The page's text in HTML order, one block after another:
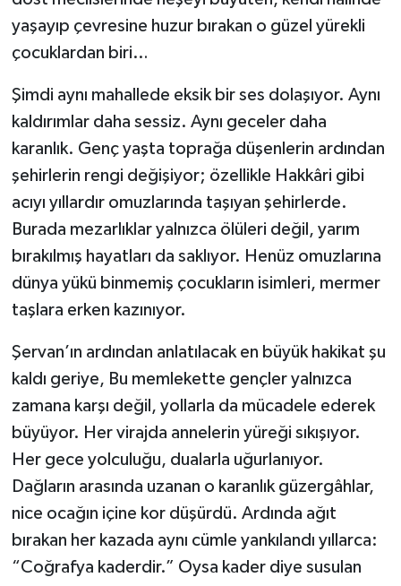
yaşayıp çevresine huzur bırakan o güzel yürekli
çocuklardan biri…
Şimdi aynı mahallede eksik bir ses dolaşıyor. Aynı
kaldırımlar daha sessiz. Aynı geceler daha
karanlık. Genç yaşta toprağa düşenlerin ardından
şehirlerin rengi değişiyor; özellikle Hakkâri gibi
acıyı yıllardır omuzlarında taşıyan şehirlerde.
Burada mezarlıklar yalnızca ölüleri değil, yarım
bırakılmış hayatları da saklıyor. Henüz omuzlarına
dünya yükü binmemiş çocukların isimleri, mermer
taşlara erken kazınıyor.
Şervan’ın ardından anlatılacak en büyük hakikat şu
kaldı geriye, Bu memlekette gençler yalnızca
zamana karşı değil, yollarla da mücadele ederek
büyüyor. Her virajda annelerin yüreği sıkışıyor.
Her gece yolculuğu, dualarla uğurlanıyor.
Dağların arasında uzanan o karanlık güzergâhlar,
nice ocağın içine kor düşürdü. Ardında ağıt
bırakan her kazada aynı cümle yankılandı yıllarca:
“Coğrafya kaderdir.” Oysa kader diye susulan